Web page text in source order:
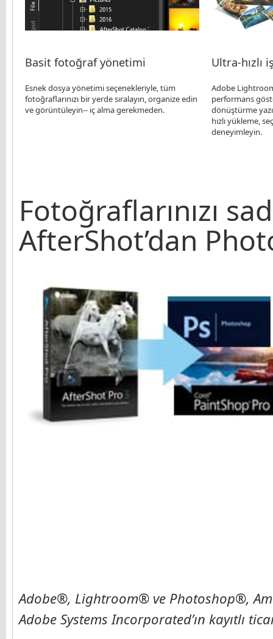
Basit fotoğraf yönetimi
Esnek dosya yönetimi seçenekleriyle, tüm
fotoğraflarınızı bir yerde sıralayın, organize edin
ve görüntüleyin-- iç alma gerekmeden.
Ultra-hızlı
Adobe
performans
dönüştürme
hızlı yükleme,
deneyimleyin.
Fotoğraflarınızı
AfterShot’dan
Adobe®, Lightroom® ve Photoshop®,
Adobe Systems Incorporated’ın kayıtlı